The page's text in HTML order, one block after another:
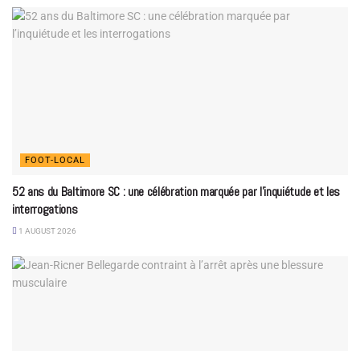
FOOT-LOCAL
52 ans du Baltimore SC : une célébration marquée par l’inquiétude et les
interrogations
1 AUGUST 2026